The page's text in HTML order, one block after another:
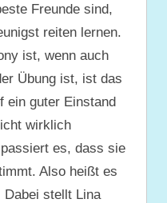
Freunde sind,
reiten lernen.
ist, wenn auch
Übung ist, ist das
ein guter Einstand
wirklich
es, dass sie
Also heißt es
stellt Lina